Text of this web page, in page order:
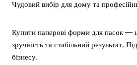
Чудовий вибір для дому та
Купити паперові форми для пасок —
зручність та стабільний результат.
бізнесу.